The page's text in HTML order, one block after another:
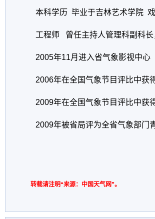
本科学历 毕业于吉林艺术学院
工程师 曾任主持人管理科副科
2005年11月进入省气象影视中心
2006年在全国气象节目评比中获
2009年在全国气象节目评比中获
2009年被省局评为全省气象部门
转载请注明“来源：中国天气网”。